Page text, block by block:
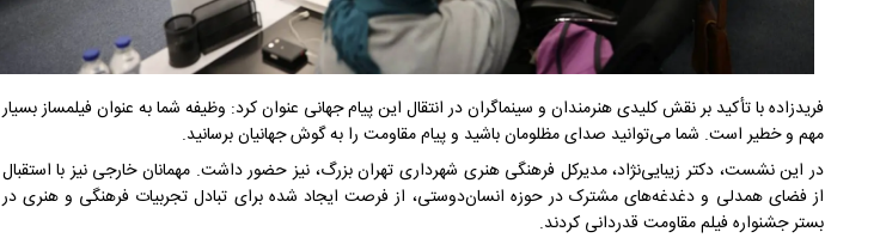
فریدزاده با تأکید بر نقش کلیدی هنرمندان و سینماگران در انتقال این پیام جهانی عنوان کرد: وظیفه شما به عنوان فیلمساز بسیار
مهم و خطیر است. شما می‌توانید صدای مظلومان باشید و پیام مقاومت را به گوش جهانیان برسانید.
در این نشست، دکتر زیبایی‌نژاد، مدیرکل فرهنگی هنری شهرداری تهران بزرگ، نیز حضور داشت. مهمانان خارجی نیز با استقبال
از فضای همدلی و دغدغه‌های مشترک در حوزه انسان‌دوستی، از فرصت ایجاد شده برای تبادل تجربیات فرهنگی و هنری در
بستر جشنواره فیلم مقاومت قدردانی کردند.